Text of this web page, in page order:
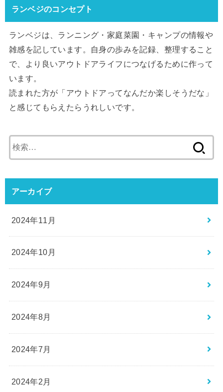
ランベジのコンセプト
ランベジは、ランニング・家庭菜園・キャンプの情報や
雑感を記しています。自身の歩みを記録、整理すること
で、より良いアウトドアライフにつなげるために作って
います。
読まれた方が「アウトドアってなんだか楽しそうだな」
と感じてもらえたらうれしいです。
索:
アーカイブ
2024年11月
2024年10月
2024年9月
2024年8月
2024年7月
2024年2月